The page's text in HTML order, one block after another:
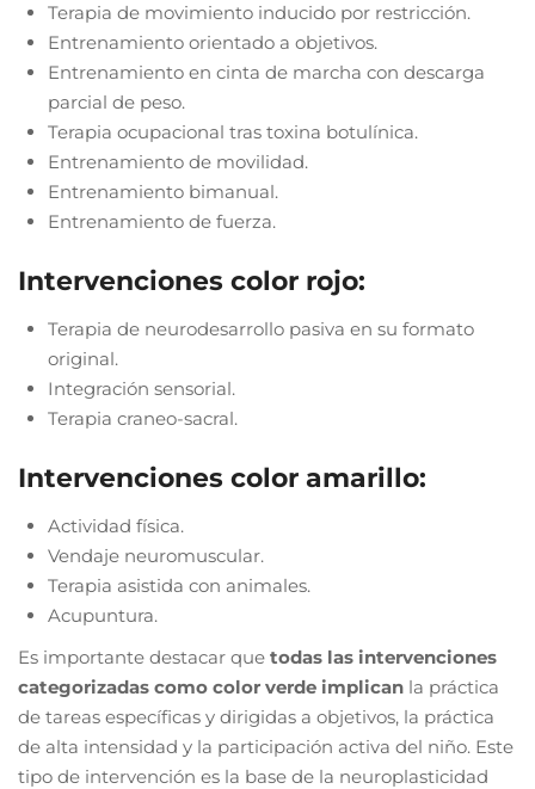
Terapia de movimiento inducido por restricción.
Entrenamiento orientado a objetivos.
Entrenamiento en cinta de marcha con descarga
parcial de peso.
Terapia ocupacional tras toxina botulínica.
Entrenamiento de movilidad.
Entrenamiento bimanual.
Entrenamiento de fuerza.
Intervenciones color rojo:
Terapia de neurodesarrollo pasiva en su formato
original.
Integración sensorial.
Terapia craneo-sacral.
Intervenciones color amarillo:
Actividad física.
Vendaje neuromuscular.
Terapia asistida con animales.
Acupuntura.
Es importante destacar que todas las intervenciones
categorizadas como color verde implican la práctica
de tareas específicas y dirigidas a objetivos, la práctica
de alta intensidad y la participación activa del niño. Este
tipo de intervención es la base de la neuroplasticidad